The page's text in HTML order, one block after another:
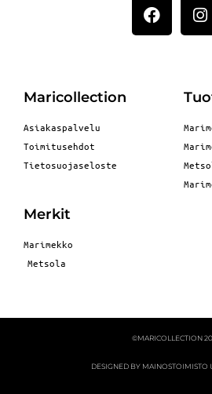
Maricollection
Asiakaspalvelu
Toimitusehdot
Tietosuojaseloste
Merkit
Marimekko
Metsola
©MARICOLLECTION
DESIGNED BY MAINOSTOIMISTO